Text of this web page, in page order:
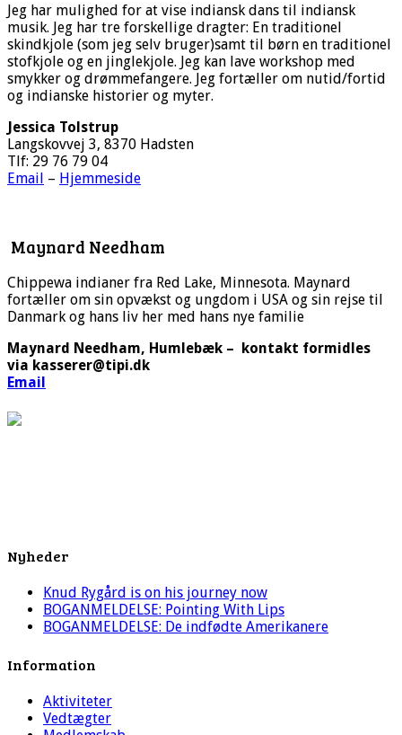
Jeg har mulighed for at vise indiansk dans til indiansk
musik. Jeg har tre forskellige dragter: En traditionel
skindkjole (som jeg selv bruger)samt til børn en traditionel
stofkjole og en jinglekjole. Jeg kan lave workshop med
smykker og drømmefangere. Jeg fortæller om nutid/fortid
og indianske historier og myter.
Jessica Tolstrup
Langskovvej 3, 8370 Hadsten
Tlf: 29 76 79 04
Email – Hjemmeside
Maynard Needham
Chippewa indianer fra Red Lake, Minnesota. Maynard
fortæller om sin opvækst og ungdom i USA og sin rejse til
Danmark og hans liv her med hans nye familie
Maynard Needham, Humlebæk – kontakt formidles
via kasserer@tipi.dk
Email
Nyheder
Knud Rygård is on his journey now
BOGANMELDELSE: Pointing With Lips
BOGANMELDELSE: De indfødte Amerikanere
Information
Aktiviteter
Vedtægter